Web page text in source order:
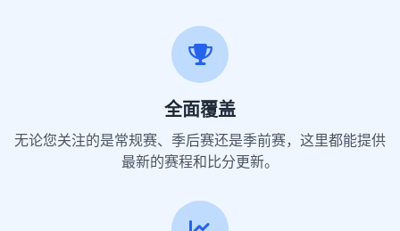
全面覆盖
无论您关注的是常规赛、季后赛还是季前赛，这里都能提供
最新的赛程和比分更新。